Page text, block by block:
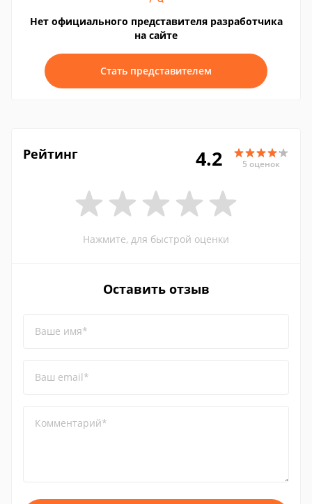
Нет официального представителя разработчика
на сайте
Стать представителем
Рейтинг 4.2 5 оценок
Нажмите, для быстрой оценки
Оставить отзыв
Ваше имя*
Ваш email*
Комментарий*